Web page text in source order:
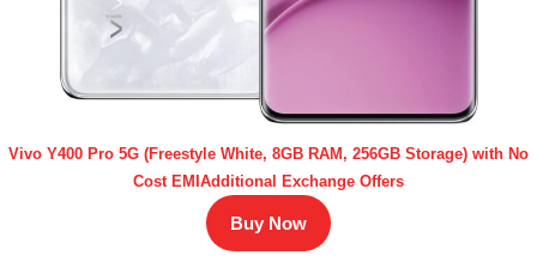
Vivo Y400 Pro 5G (Freestyle White, 8GB RAM, 256GB Storage) with No
Cost EMIAdditional Exchange Offers
Buy Now